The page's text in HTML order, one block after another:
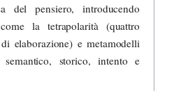
del pensiero, introducendo
la tetrapolarità (quattro
elaborazione) e metamodelli
semantico, storico, intento e